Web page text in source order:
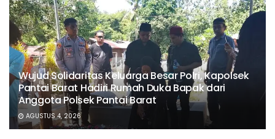
Wujud Solidaritas Keluarga Besar Polri, Kapolsek
Pantai Barat Hadiri Rumah Duka Bapak dari
Anggota Polsek Pantai Barat
AGUSTUS 4, 2026